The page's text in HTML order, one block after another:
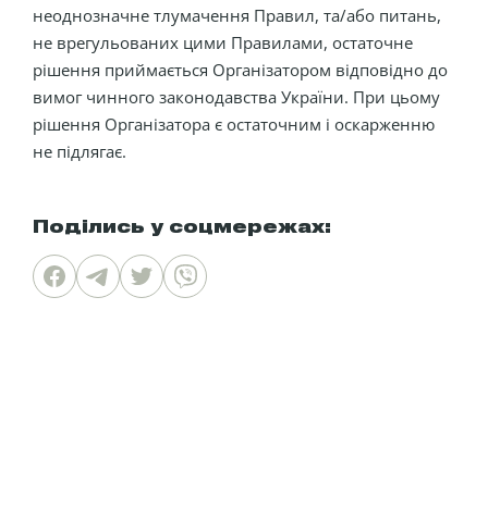
неоднозначне тлумачення Правил, та/або питань,
не врегульованих цими Правилами, остаточне
рішення приймається Організатором відповідно до
вимог чинного законодавства України. При цьому
рішення Організатора є остаточним і оскарженню
не підлягає.
Поділись у соцмережах: